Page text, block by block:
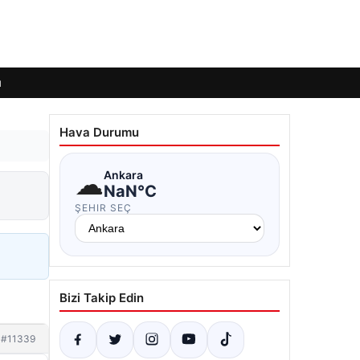
#11339
Hava Durumu
☁Ankara
NaN°C
ŞEHIR SEÇ
Bizi Takip Edin